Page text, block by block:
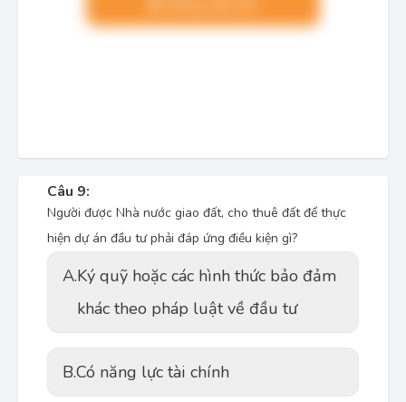
Câu 9:
Người được Nhà nước giao đất, cho thuê đất để thực
hiện dự án đầu tư phải đáp ứng điều kiện gì?
A.Ký quỹ hoặc các hình thức bảo đảm
khác theo pháp luật về đầu tư
B.Có năng lực tài chính